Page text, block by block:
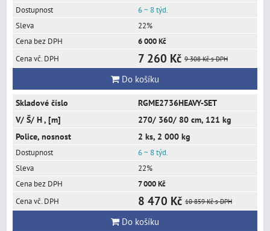
6 ~ 8 týd.
22%
6 000 Kč
7 260 Kč 9 308 Kč s DPH
Do košíku
RGME2736HEAVY-SET
270/ 360/ 80 cm, 121 kg
2 ks, 2 000 kg
6 ~ 8 týd.
22%
7 000 Kč
8 470 Kč 10 859 Kč s DPH
Do košíku